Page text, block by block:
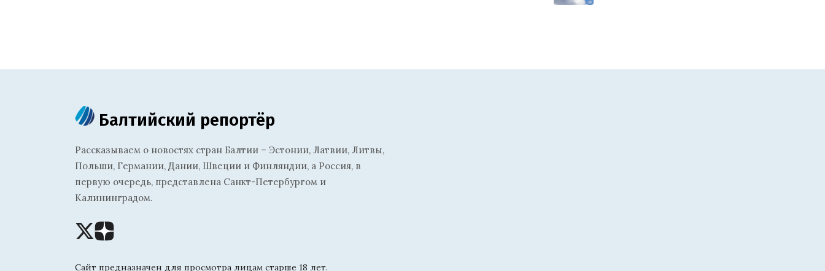
Балтийский репортёр
Рассказываем о новостях стран Балтии – Эстонии, Латвии, Литвы,
Польши, Германии, Дании, Швеции и Финляндии, а Россия, в
первую очередь, представлена Санкт-Петербургом и
Калининградом.
Сайт предназначен для просмотра лицам старше 18 лет.